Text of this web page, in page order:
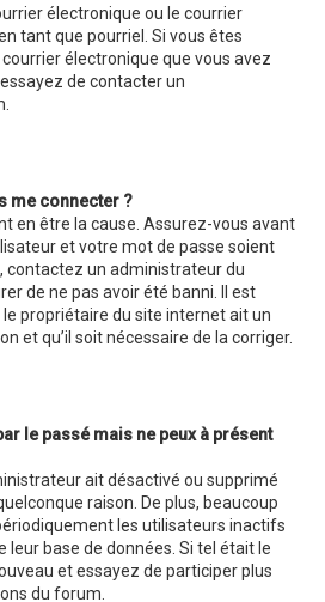
électronique ou le courrier
tant que pourriel. Si vous êtes
électronique que vous avez
de contacter un
me connecter ?
en être la cause. Assurez-vous avant
et votre mot de passe soient
contactez un administrateur du
de ne pas avoir été banni. Il est
propriétaire du site internet ait un
et qu’il soit nécessaire de la corriger.
le passé mais ne peux à présent
ait désactivé ou supprimé
raison. De plus, beaucoup
les utilisateurs inactifs
leur base de données. Si tel était le
et essayez de participer plus
du forum.